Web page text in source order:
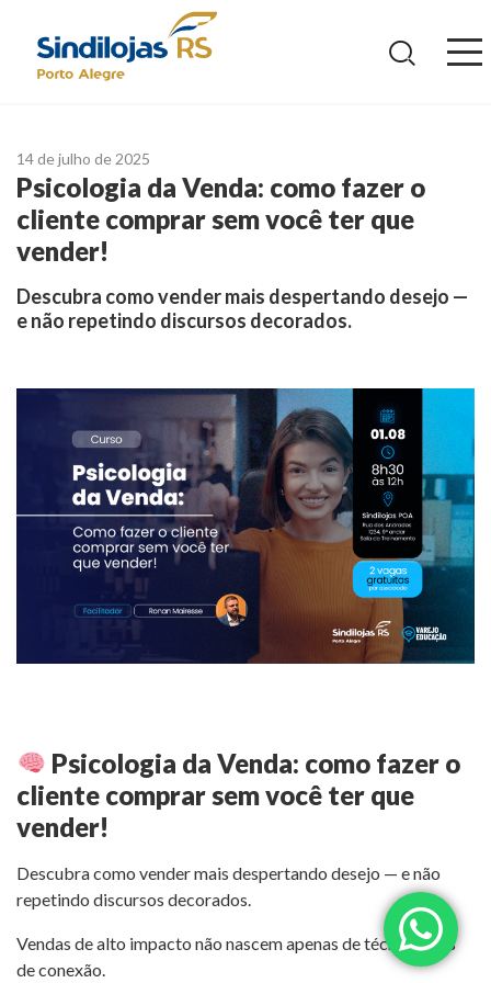
14 de julho de 2025
Psicologia da Venda: como fazer o
cliente comprar sem você ter que
vender!
Descubra como vender mais despertando desejo —
e não repetindo discursos decorados.
Psicologia da Venda: como fazer o
cliente comprar sem você ter que
vender!
Descubra como vender mais despertando desejo — e não
repetindo discursos decorados.
Vendas de alto impacto não nascem apenas de técnica, mas
de conexão.